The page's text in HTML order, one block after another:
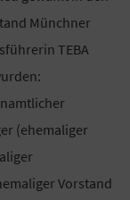
Münchner
TEBA
(ehemaliger
Vorstand